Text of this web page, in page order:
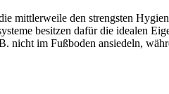
mittlerweile den strengsten
besitzen dafür die idealen
im Fußboden ansiedeln,